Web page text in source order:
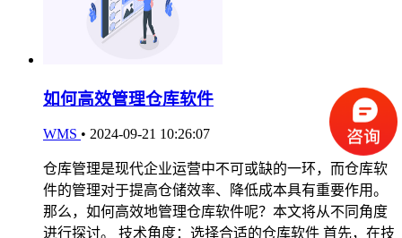
如何高效管理仓库软件
WMS • 2024-09-21 10:26:07
仓库管理是现代企业运营中不可或缺的一环，而仓库软
件的管理对于提高仓储效率、降低成本具有重要作用。
那么，如何高效地管理仓库软件呢？本文将从不同角度
进行探讨。 技术角度：选择合适的仓库软件 首先，在技